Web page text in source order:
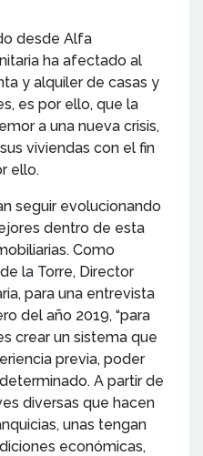
desde Alfa
ha afectado al
y alquiler de casas y
es por ello, que la
a una nueva crisis,
viviendas con el fin
ello.
seguir evolucionando
dentro de esta
Como
la Torre, Director
para una entrevista
del año 2019, “para
crear un sistema que
previa, poder
A partir de
diversas que hacen
unas tengan
económicas,